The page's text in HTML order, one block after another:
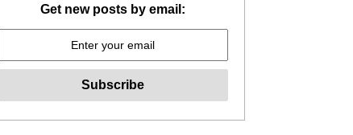
Get new posts by email: